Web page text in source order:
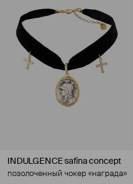
INDULGENCE safina concept
позолоченный чокер «награда»